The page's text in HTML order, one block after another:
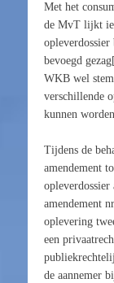
Met het
de MvT lijkt
bevoegd
WKB wel
verschillende
kunnen
Tijdens de
amendement
opleverdossier
amendement
oplevering
een
de aannemer